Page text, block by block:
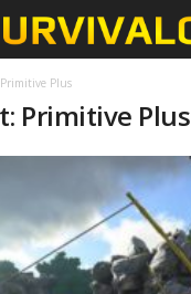
Primitive Plus
Primitive Plus